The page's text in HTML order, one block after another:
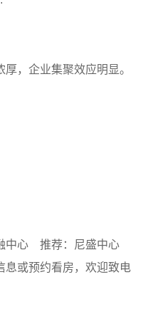
，企业集聚效应明显。
中心
推荐：尼盛中心
息或预约看房，欢迎致电